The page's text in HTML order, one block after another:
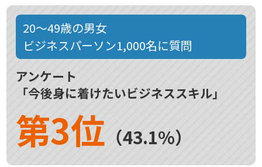
20～49歳の男女
ビジネスパーソン1,000名に質問
アンケート
「今後身に着けたいビジネススキル」
第3位 （43.1%）